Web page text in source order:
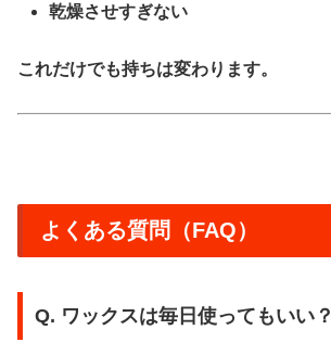
乾燥させすぎない
これだけでも持ちは変わります。
よくある質問（FAQ）
Q. ワックスは毎日使ってもいい？